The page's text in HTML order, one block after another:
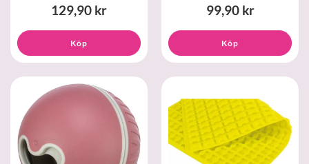
129,90 kr
Köp
99,90 kr
Köp